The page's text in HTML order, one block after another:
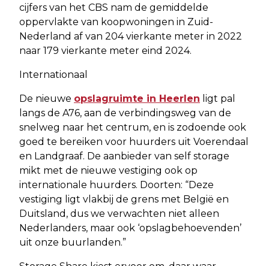
cijfers van het CBS nam de gemiddelde
oppervlakte van koopwoningen in Zuid-
Nederland af van 204 vierkante meter in 2022
naar 179 vierkante meter eind 2024.
Internationaal
De nieuwe opslagruimte in Heerlen ligt pal
langs de A76, aan de verbindingsweg van de
snelweg naar het centrum, en is zodoende ook
goed te bereiken voor huurders uit Voerendaal
en Landgraaf. De aanbieder van self storage
mikt met de nieuwe vestiging ook op
internationale huurders. Doorten: “Deze
vestiging ligt vlakbij de grens met België en
Duitsland, dus we verwachten niet alleen
Nederlanders, maar ook ‘opslagbehoevenden’
uit onze buurlanden.”